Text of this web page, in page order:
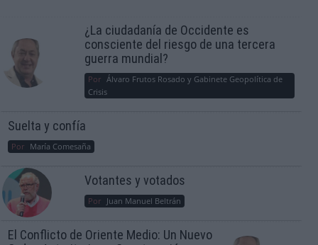
¿La ciudadanía de Occidente es
consciente del riesgo de una tercera
guerra mundial?
Por Álvaro Frutos Rosado y Gabinete Geopolítica de
Crisis
Suelta y confía
Por María Comesaña
Votantes y votados
Por Juan Manuel Beltrán
El Conflicto de Oriente Medio: Un Nuevo